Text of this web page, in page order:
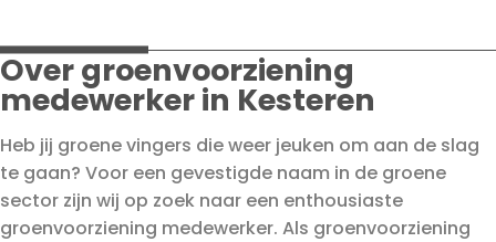
Over groenvoorziening
medewerker in Kesteren
Heb jij groene vingers die weer jeuken om aan de slag
te gaan? Voor een gevestigde naam in de groene
sector zijn wij op zoek naar een enthousiaste
groenvoorziening medewerker. Als groenvoorziening